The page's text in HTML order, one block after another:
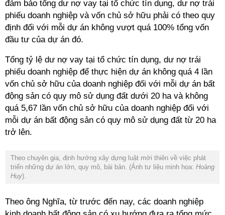
đảm bảo tổng dư nợ vay tại tổ chức tín dụng, dư nợ trái
phiếu doanh nghiệp và vốn chủ sở hữu phải có theo quy
định đối với mỗi dự án không vượt quá 100% tổng vốn
đầu tư của dự án đó.
Tổng tỷ lệ dư nợ vay tại tổ chức tín dụng, dư nợ trái
phiếu doanh nghiệp để thực hiện dự án không quá 4 lần
vốn chủ sở hữu của doanh nghiệp đối với mỗi dự án bất
động sản có quy mô sử dụng đất dưới 20 ha và không
quá 5,67 lần vốn chủ sở hữu của doanh nghiệp đối với
mỗi dự án bất động sản có quy mô sử dụng đất từ 20 ha
trở lên.
Theo chuyên gia, định hướng xây dựng luật mới thiên về việc phát
triển những dự án lớn, quy mô, bài bản. (Ảnh tư liệu minh họa: Hoàng
Huy).
Theo ông Nghĩa, từ trước đến nay, các doanh nghiệp